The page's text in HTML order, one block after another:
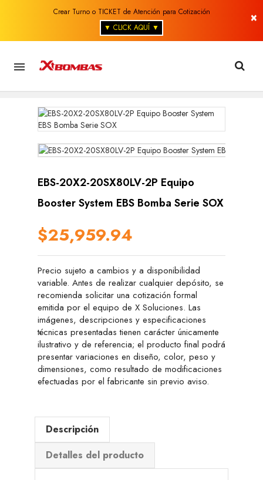
×
Crear Turno o TICKET de Atención para Cotización
▼ CLICK AQUÍ ▼

EBS-20X2-20SX80LV-2P Equipo
Booster System EBS Bomba Serie SOX
$25,959.94
Precio sujeto a cambios y a disponibilidad
variable. Antes de realizar cualquier depósito, se
recomienda solicitar una cotización formal
emitida por el equipo de X Soluciones. Las
imágenes, descripciones y especificaciones
técnicas presentadas tienen carácter únicamente
ilustrativo y de referencia; el producto final podrá
presentar variaciones en diseño, color, peso y
dimensiones, como resultado de modificaciones
efectuadas por el fabricante sin previo aviso.
Descripción
Detalles del producto